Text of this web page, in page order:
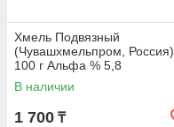
Хмель Подвязный
(Чувашхмельпром, Россия),
100 г Альфа % 5,8
В наличии
1 700 ₸